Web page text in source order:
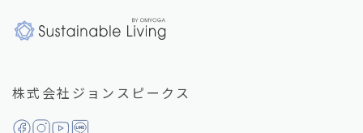
株式会社ジョンスピークス